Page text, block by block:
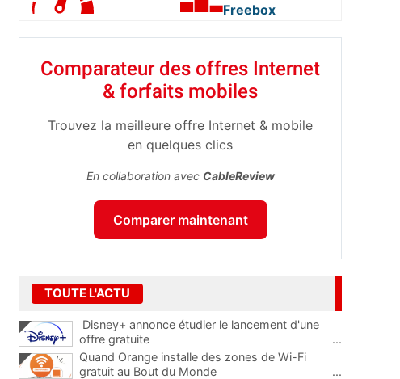
Freebox
Comparateur des offres Internet
& forfaits mobiles
Trouvez la meilleure offre Internet & mobile
en quelques clics
En collaboration avec CableReview
Comparer maintenant
TOUTE L'ACTU
Disney+ annonce étudier le lancement d'une
offre gratuite
...
Quand Orange installe des zones de Wi-Fi
gratuit au Bout du Monde
...